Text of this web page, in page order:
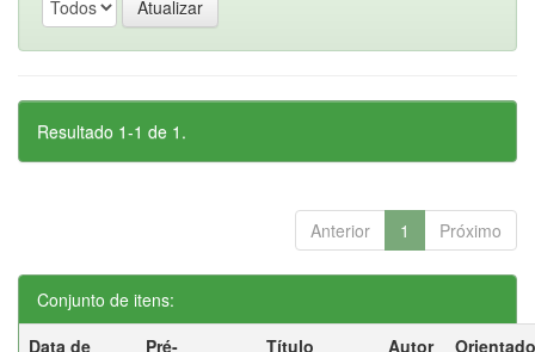
Resultado 1-1 de 1.
Anterior 1 Próximo
Conjunto de itens:
Data de
Pré-
Título Autor